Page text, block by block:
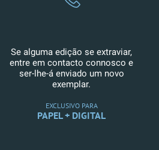
Se alguma edição se extraviar,
entre em contacto connosco e
ser-lhe-á enviado um novo
exemplar.
EXCLUSIVO PARA
PAPEL + DIGITAL